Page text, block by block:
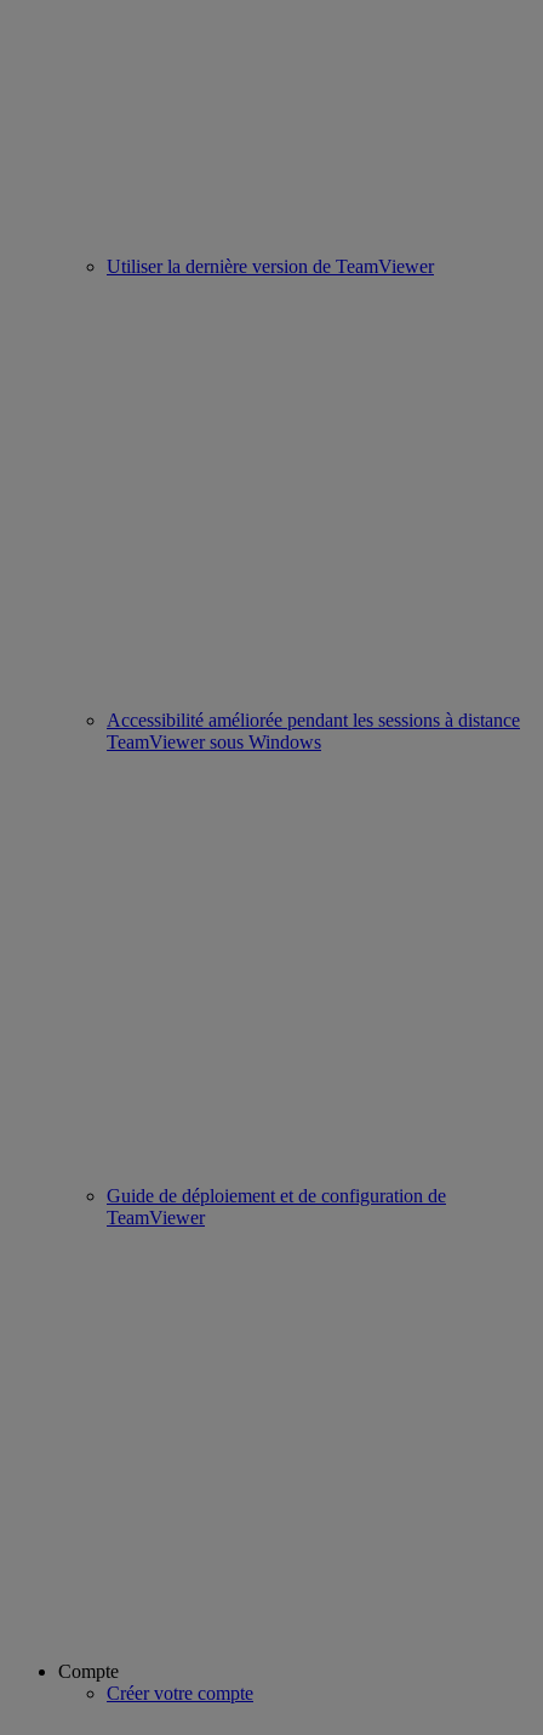
Utiliser la dernière version de TeamViewer
Accessibilité améliorée pendant les sessions à distance
TeamViewer sous Windows
Guide de déploiement et de configuration de
TeamViewer
Compte
Créer votre compte